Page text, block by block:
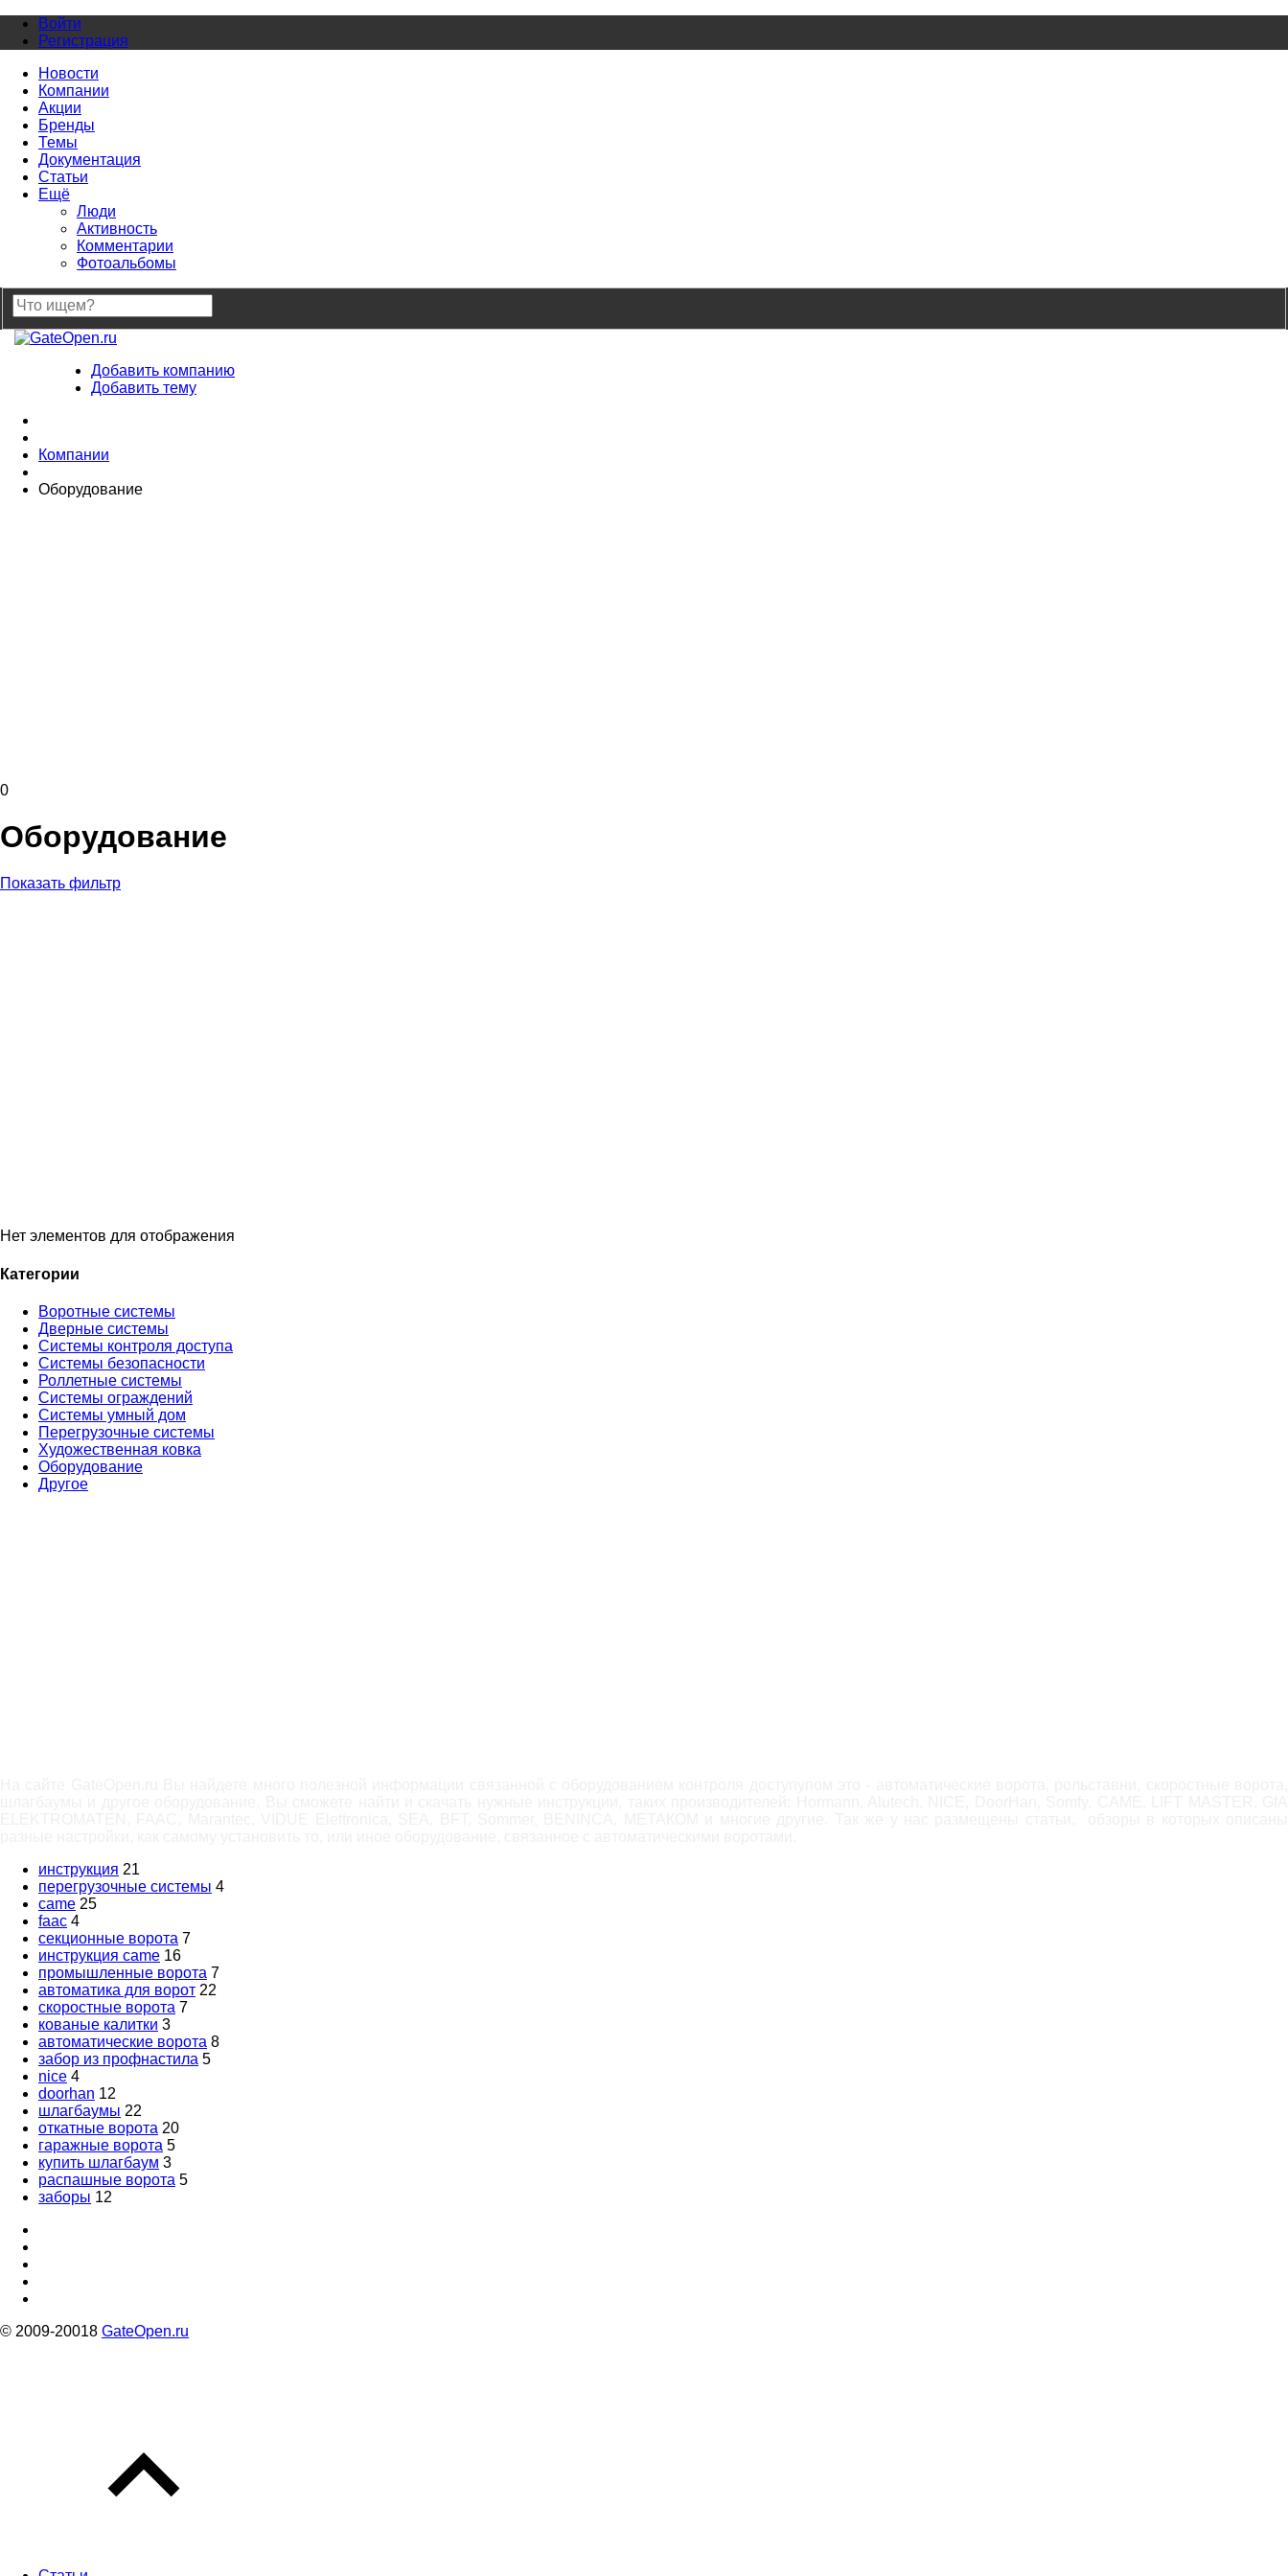
Войти
Регистрация
Новости
Компании
Акции
Бренды
Темы
Документация
Статьи
Ещё
Люди
Активность
Комментарии
Фотоальбомы
Добавить компанию
Добавить тему
Компании
Оборудование
0
Оборудование
Показать фильтр
Нет элементов для отображения
Категории
Воротные системы
Дверные системы
Системы контроля доступа
Системы безопасности
Роллетные системы
Системы ограждений
Системы умный дом
Перегрузочные системы
Художественная ковка
Оборудование
Другое
инструкция 21
перегрузочные системы 4
came 25
faac 4
секционные ворота 7
инструкция came 16
промышленные ворота 7
автоматика для ворот 22
скоростные ворота 7
кованые калитки 3
автоматические ворота 8
забор из профнастила 5
nice 4
doorhan 12
шлагбаумы 22
откатные ворота 20
гаражные ворота 5
купить шлагбаум 3
распашные ворота 5
заборы 12
© 2009-20018 GateOpen.ru